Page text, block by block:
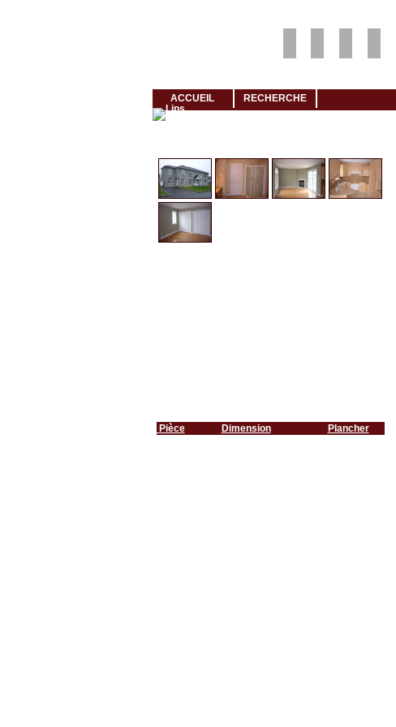
ACCUEIL RECHERCHE
Pièce Dimension Plancher